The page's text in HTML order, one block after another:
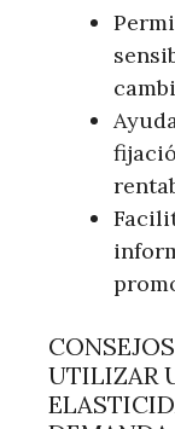
UTILIZAR